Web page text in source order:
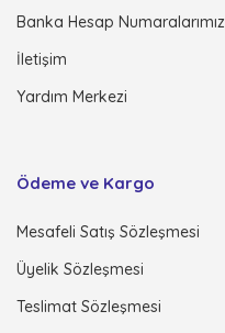
Banka Hesap Numaralarımız
İletişim
Yardım Merkezi
Ödeme ve Kargo
Mesafeli Satış Sözleşmesi
Üyelik Sözleşmesi
Teslimat Sözleşmesi